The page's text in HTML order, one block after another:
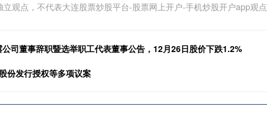
立观点，不代表大连股票炒股平台-股票网上开户-手机炒股开户app观点
司董事辞职暨选举职工代表董事公告，12月26日股价下跌1.2%
份发行授权等多项议案